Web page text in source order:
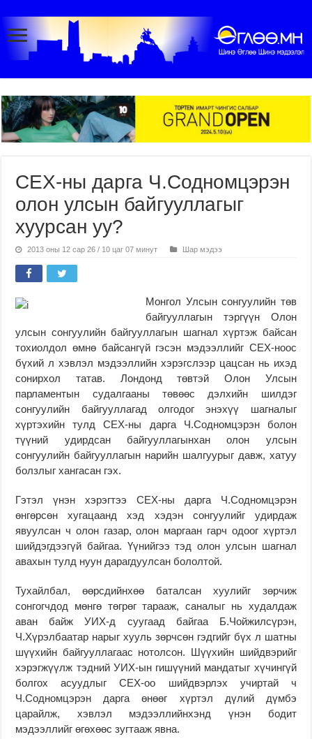
СЕХ-ны дарга Ч.Содномцэрэн
олон улсын байгууллагыг
хуурсан уу?
2013 оны 12 сар 26 / 10 цаг 07 минут Шар мэдээ
Монгол Улсын сонгуулийн төв
байгууллагын тэргүүн Олон
улсын сонгуулийн байгууллагын шагнал хүртэж байсан
тохиолдол өмнө байсангүй гэсэн мэдээллийг СЕХ-ноос
бүхий л хэвлэл мэдээллийн хэрэгслээр цацсан нь ихэд
сонирхол татав. Лондонд төвтэй Олон Улсын
парламентын судалгааны төвөөс дэлхийн шилдэг
сонгуулийн байгууллагад олгодог энэхүү шагналыг
хүртэхийн тулд СЕХ-ны дарга Ч.Содномцэрэн болон
түүний удирдсан байгууллагынхан олон улсын
сонгуулийн байгууллагын нарийн шалгуурыг давж, хатуу
болзлыг хангасан гэх.
Гэтэл үнэн хэрэгтээ СЕХ-ны дарга Ч.Содномцэрэн
өнгөрсөн хугацаанд хэд хэдэн сонгуулийг удирдаж
явуулсан ч олон газар, олон маргаан гарч одоог хүртэл
шийдэгдээгүй байгаа. Үүнийгээ тэд олон улсын шагнал
авахын тулд нуун дарагдуулсан бололтой.
Тухайлбал, өөрсдийнхөө баталсан хуулийг зөрчиж
сонгогчдод мөнгө төгрөг тарааж, саналыг нь худалдаж
аван байж УИХ-д суугаад байгаа Б.Чойжилсүрэн,
Ч.Хүрэлбаатар нарыг хууль зөрчсөн гэдгийг бүх л шатны
шүүхийн байгууллагаас нотолсон. Шүүхийн шийдвэрийг
хэрэгжүүлж тэдний УИХ-ын гишүүний мандатыг хүчингүй
болгох асуудлыг СЕХ-оо шийдвэрлэх учиртай ч
Ч.Содномцэрэн дарга өнөөг хүртэл дүлий дүмбэ
царайлж, хэвлэл мэдээллийнхэнд үнэн бодит
мэдээллийг өгөхөөс зугтааж явна.